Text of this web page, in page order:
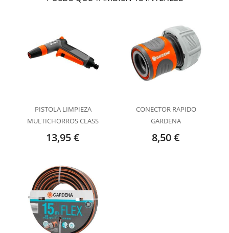
PISTOLA LIMPIEZA
MULTICHORROS CLASS
13,95 €
CONECTOR RAPIDO
GARDENA
8,50 €